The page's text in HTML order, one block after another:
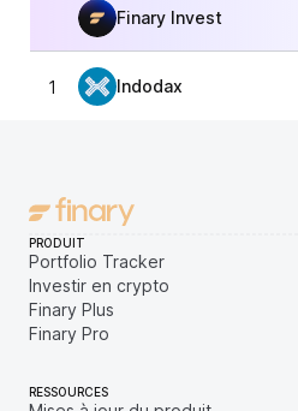
Finary Invest
1 Indodax
PRODUIT
Portfolio Tracker
Investir en crypto
Finary Plus
Finary Pro
RESSOURCES